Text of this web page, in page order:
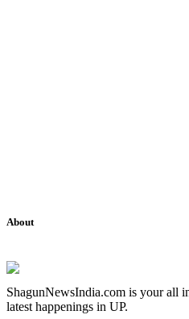
About
ShagunNewsIndia.com is your all
latest happenings in UP.